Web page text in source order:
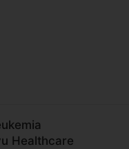
Healthcare